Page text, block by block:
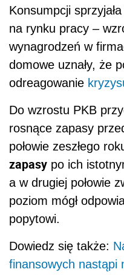
Konsumpcji
na rynku pracy –
wynagrodzeń w
domowe uznały, że
odreagowanie
Do wzrostu PKB
rosnące zapasy
połowie zeszłego
zapasy po ich
a w drugiej połowie
poziom mógł
popytowi.
Dowiedz się także:
finansowych nastąpi